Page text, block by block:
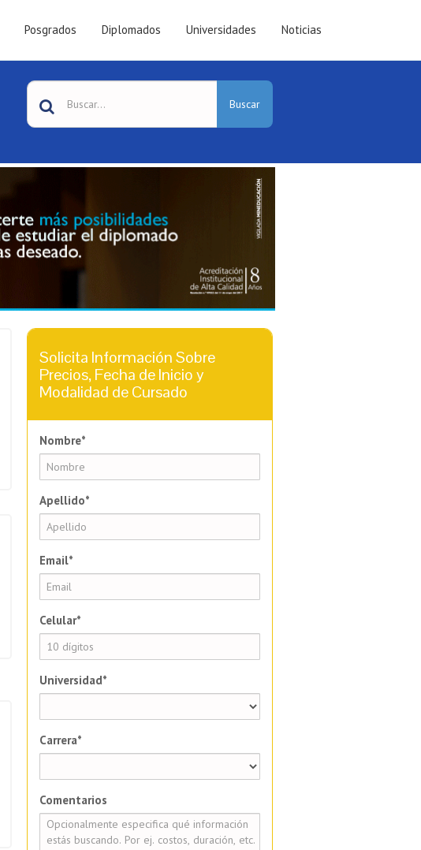
Posgrados Diplomados Universidades Noticias
Buscar
Solicita Información Sobre
Precios, Fecha de Inicio y
Modalidad de Cursado
Nombre*
Apellido*
Email*
Celular*
Universidad*
Carrera*
Comentarios